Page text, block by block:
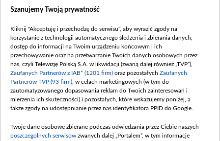
Dostępność
Procedura zgłoszeń wewnętrznych
Szanujemy Twoją prywatność
Kliknij "Akceptuję i przechodzę do serwisu", aby wyrazić zgody na
korzystanie z technologii automatycznego śledzenia i zbierania danych,
dostęp do informacji na Twoim urządzeniu końcowym i ich
przechowywanie oraz na przetwarzanie Twoich danych osobowych przez
nas, czyli Telewizję Polską S.A. w likwidacji (zwaną dalej również „TVP”),
Zaufanych Partnerów z IAB* (1201 firm) oraz pozostałych Zaufanych
Partnerów TVP (93 firm) , w celach marketingowych (w tym do
zautomatyzowanego dopasowania reklam do Twoich zainteresowań i
mierzenia ich skuteczności) i pozostałych, które wskazujemy poniżej, a
także zgody na udostępnianie przez nas identyfikatora PPID do Google.
Twoje dane osobowe zbierane podczas odwiedzania przez Ciebie naszych
poszczególnych serwisów zwanych dalej „Portalem”, w tym informacje